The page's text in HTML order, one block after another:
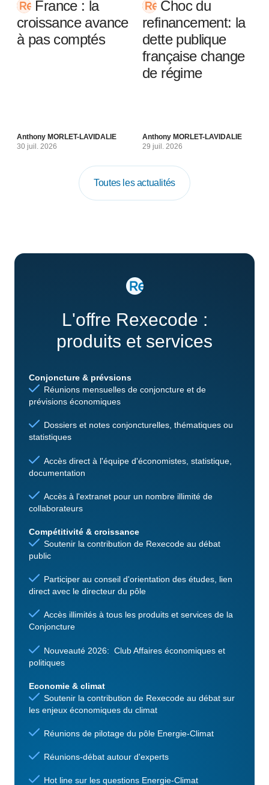
France : la
croissance avance
à pas comptés
Anthony MORLET-LAVIDALIE
30 juil. 2026
Choc du
refinancement: la
dette publique
française change
de régime
Anthony MORLET-LAVIDALIE
29 juil. 2026
Toutes les actualités
L'offre Rexecode :
produits et services
Conjoncture & prévsions
Réunions mensuelles de conjoncture et de
prévisions économiques
Dossiers et notes conjoncturelles, thématiques ou
statistiques
Accès direct à l'équipe d'économistes, statistique,
documentation
Accès à l'extranet pour un nombre illimité de
collaborateurs
Compétitivité & croissance
Soutenir la contribution de Rexecode au débat
public
Participer au conseil d'orientation des études, lien
direct avec le directeur du pôle
Accès illimités à tous les produits et services de la
Conjoncture
Nouveauté 2026: Club Affaires économiques et
politiques
Economie & climat
Soutenir la contribution de Rexecode au débat sur
les enjeux économiques du climat
Réunions de pilotage du pôle Energie-Climat
Réunions-débat autour d'experts
Hot line sur les questions Energie-Climat